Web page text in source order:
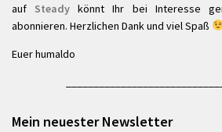
auf Steady könnt Ihr bei Interesse
abonnieren. Herzlichen Dank und viel Spaß
Euer humaldo
Mein neuester Newsletter